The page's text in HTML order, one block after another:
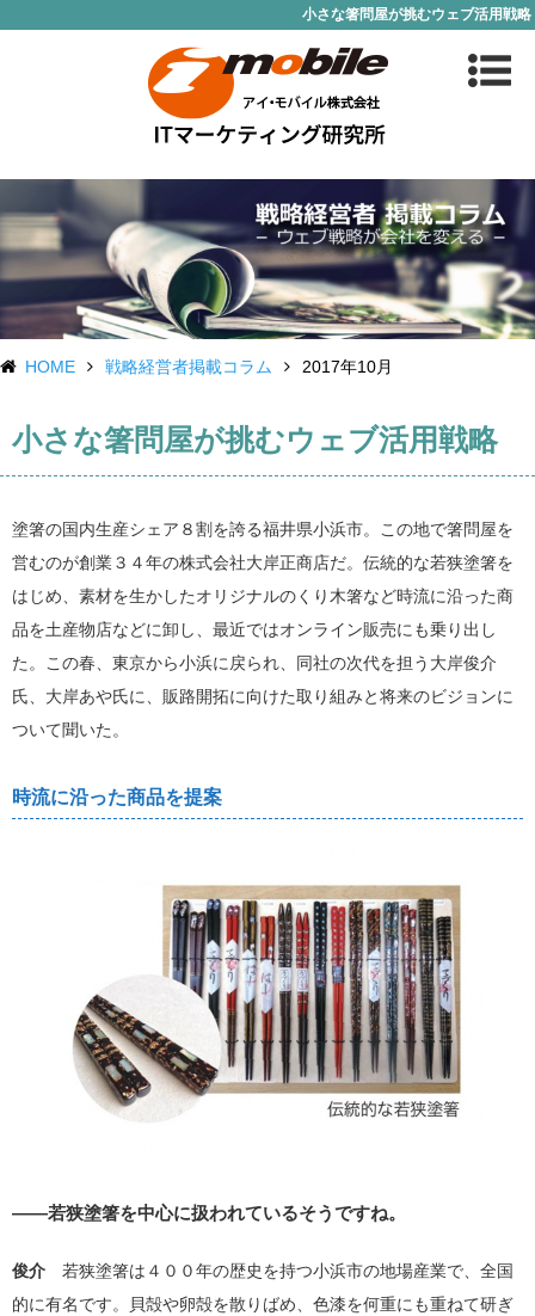
小さな箸問屋が挑むウェブ活用戦略
HOME 戦略経営者掲載コラム 2017年10月
小さな箸問屋が挑むウェブ活用戦略
塗箸の国内生産シェア８割を誇る福井県小浜市。この地で箸問屋を
営むのが創業３４年の株式会社大岸正商店だ。伝統的な若狭塗箸を
はじめ、素材を生かしたオリジナルのくり木箸など時流に沿った商
品を土産物店などに卸し、最近ではオンライン販売にも乗り出し
た。この春、東京から小浜に戻られ、同社の次代を担う大岸俊介
氏、大岸あや氏に、販路開拓に向けた取り組みと将来のビジョンに
ついて聞いた。
時流に沿った商品を提案
――若狭塗箸を中心に扱われているそうですね。
俊介 若狭塗箸は４００年の歴史を持つ小浜市の地場産業で、全国
的に有名です。貝殻や卵殻を散りばめ、色漆を何重にも重ねて研ぎ